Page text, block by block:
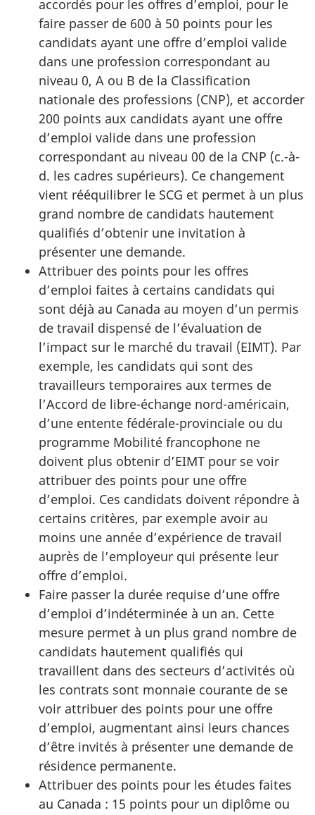
accordés pour les offres d’emploi, pour le
faire passer de 600 à 50 points pour les
candidats ayant une offre d’emploi valide
dans une profession correspondant au
niveau 0, A ou B de la Classification
nationale des professions (CNP), et accorder
200 points aux candidats ayant une offre
d’emploi valide dans une profession
correspondant au niveau 00 de la CNP (c.-à-
d. les cadres supérieurs). Ce changement
vient rééquilibrer le SCG et permet à un plus
grand nombre de candidats hautement
qualifiés d’obtenir une invitation à
présenter une demande.
Attribuer des points pour les offres
d’emploi faites à certains candidats qui
sont déjà au Canada au moyen d’un permis
de travail dispensé de l’évaluation de
l’impact sur le marché du travail (EIMT). Par
exemple, les candidats qui sont des
travailleurs temporaires aux termes de
l’Accord de libre-échange nord-américain,
d’une entente fédérale-provinciale ou du
programme Mobilité francophone ne
doivent plus obtenir d’EIMT pour se voir
attribuer des points pour une offre
d’emploi. Ces candidats doivent répondre à
certains critères, par exemple avoir au
moins une année d’expérience de travail
auprès de l’employeur qui présente leur
offre d’emploi.
Faire passer la durée requise d’une offre
d’emploi d’indéterminée à un an. Cette
mesure permet à un plus grand nombre de
candidats hautement qualifiés qui
travaillent dans des secteurs d’activités où
les contrats sont monnaie courante de se
voir attribuer des points pour une offre
d’emploi, augmentant ainsi leurs chances
d’être invités à présenter une demande de
résidence permanente.
Attribuer des points pour les études faites
au Canada : 15 points pour un diplôme ou